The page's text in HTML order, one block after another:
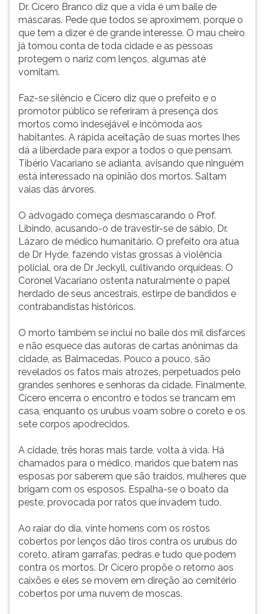
Dr. Cícero Branco diz que a vida é um baile de
máscaras. Pede que todos se aproximem, porque o
que tem a dizer é de grande interesse. O mau cheiro
já tomou conta de toda cidade e as pessoas
protegem o nariz com lenços, algumas até
vomitam.
Faz-se silêncio e Cícero diz que o prefeito e o
promotor público se referiram à presença dos
mortos como indesejável e incômoda aos
habitantes. A rápida aceitação de suas mortes lhes
dá a liberdade para expor a todos o que pensam.
Tibério Vacariano se adianta, avisando que ninguém
está interessado na opinião dos mortos. Saltam
vaias das árvores.
O advogado começa desmascarando o Prof.
Libindo, acusando-o de travestir-se de sábio, Dr.
Lázaro de médico humanitário. O prefeito ora atua
de Dr Hyde, fazendo vistas grossas à violência
policial, ora de Dr Jeckyll, cultivando orquídeas. O
Coronel Vacariano ostenta naturalmente o papel
herdado de seus ancestrais, estirpe de bandidos e
contrabandistas históricos.
O morto também se inclui no baile dos mil disfarces
e não esquece das autoras de cartas anônimas da
cidade, as Balmacedas. Pouco a pouco, são
revelados os fatos mais atrozes, perpetuados pelo
grandes senhores e senhoras da cidade. Finalmente,
Cícero encerra o encontro e todos se trancam em
casa, enquanto os urubus voam sobre o coreto e os
sete corpos apodrecidos.
A cidade, três horas mais tarde, volta à vida. Há
chamados para o médico, maridos que batem nas
esposas por saberem que são traídos, mulheres que
brigam com os esposos. Espalha-se o boato da
peste, provocada por ratos que invadem tudo.
Ao raiar do dia, vinte homens com os rostos
cobertos por lenços dão tiros contra os urubus do
coreto, atiram garrafas, pedras e tudo que podem
contra os mortos. Dr Cícero propõe o retorno aos
caixões e eles se movem em direção ao cemitério
cobertos por uma nuvem de moscas.